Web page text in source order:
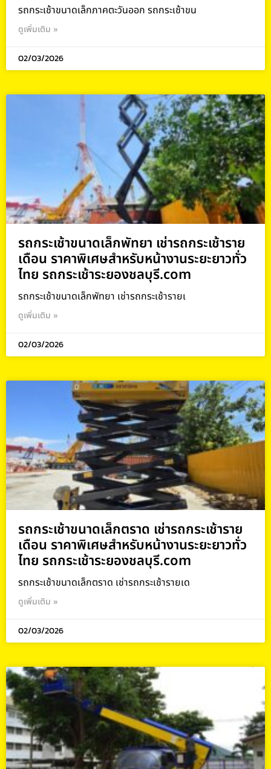
รถกระเช้าขนาดเล็กภาคตะวันออก รถกระเช้าขน
ดูเพิ่มเติม »
02/03/2026
รถกระเช้าขนาดเล็กพัทยา เช่ารถกระเช้าราย
เดือน ราคาพิเศษสำหรับหน้างานระยะยาวทั่ว
ไทย รถกระเช้าระยองชลบุรี.com
รถกระเช้าขนาดเล็กพัทยา เช่ารถกระเช้ารายเ
ดูเพิ่มเติม »
02/03/2026
รถกระเช้าขนาดเล็กตราด เช่ารถกระเช้าราย
เดือน ราคาพิเศษสำหรับหน้างานระยะยาวทั่ว
ไทย รถกระเช้าระยองชลบุรี.com
รถกระเช้าขนาดเล็กตราด เช่ารถกระเช้ารายเด
ดูเพิ่มเติม »
02/03/2026